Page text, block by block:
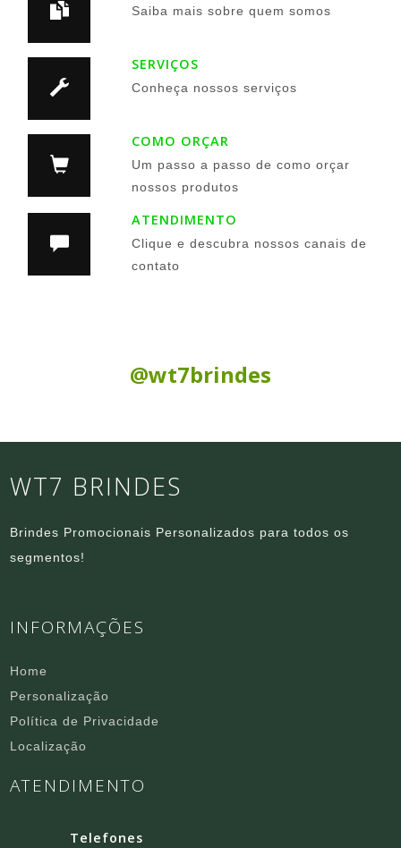
Saiba mais sobre quem somos
SERVIÇOS
Conheça nossos serviços
COMO ORÇAR
Um passo a passo de como orçar
nossos produtos
ATENDIMENTO
Clique e descubra nossos canais de
contato
@wt7brindes
WT7 BRINDES
Brindes Promocionais Personalizados para todos os
segmentos!
INFORMAÇÕES
Home
Personalização
Política de Privacidade
Localização
ATENDIMENTO
Telefones